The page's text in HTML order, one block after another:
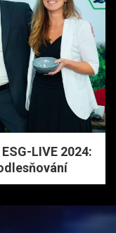
LIVE 2024: